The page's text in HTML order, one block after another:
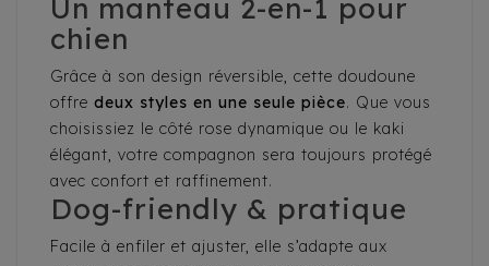
Un manteau 2-en-1 pour
chien
Grâce à son design réversible, cette doudoune
offre deux styles en une seule pièce. Que vous
choisissiez le côté rose dynamique ou le kaki
élégant, votre compagnon sera toujours protégé
avec confort et raffinement.
Dog-friendly & pratique
Facile à enfiler et ajuster, elle s’adapte aux